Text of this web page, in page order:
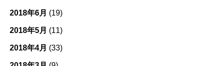
2018年6月 (19)
2018年5月 (11)
2018年4月 (33)